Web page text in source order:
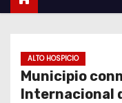
ALTO HOSPICIO
Municipio
Internacional